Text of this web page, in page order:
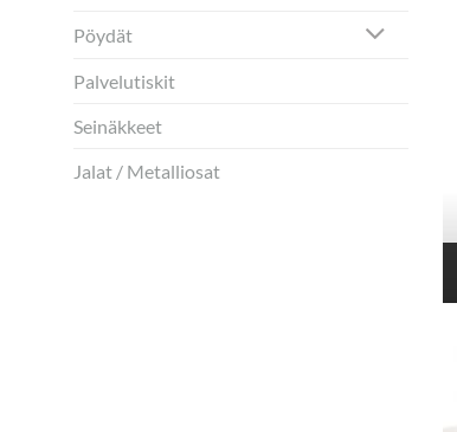
Pöydät
Palvelutiskit
Seinäkkeet
Jalat / Metalliosat